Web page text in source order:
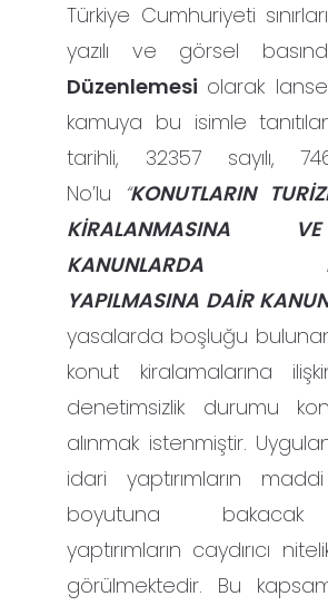
Türkiye Cumhuriyeti
yazılı ve görsel
Düzenlemesi olarak
kamuya bu isimle tanıtılan
tarihli, 32357 sayılı,
No’lu
“KONUTLARIN
KİRALANMASINA
KANUNLARDA
YAPILMASINA DAİR
yasalarda boşluğu
konut kiralamalarına
denetimsizlik durumu
alınmak istenmiştir.
idari yaptırımların
boyutuna
yaptırımların caydırıcı
görülmektedir. Bu